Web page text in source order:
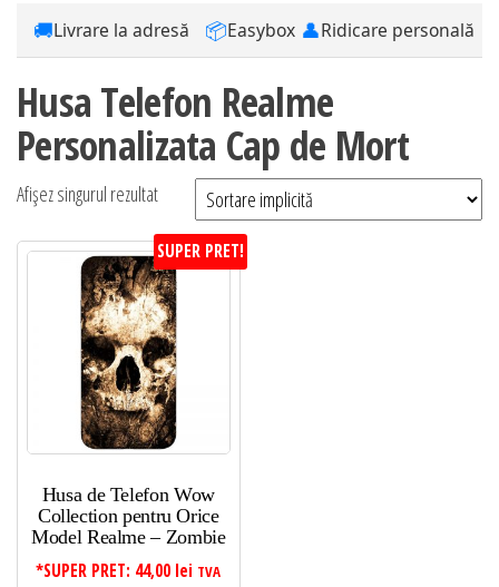
🚚Livrare la adresă 📦Easybox 👤Ridicare personală
Husa Telefon Realme
Personalizata Cap de Mort
Afișez singurul rezultat
SUPER PRET!
Husa de Telefon Wow
Collection pentru Orice
Model Realme – Zombie
*SUPER PRET: 44,00 lei TVA